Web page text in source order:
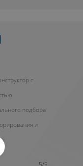
с
подбора
и
5/5